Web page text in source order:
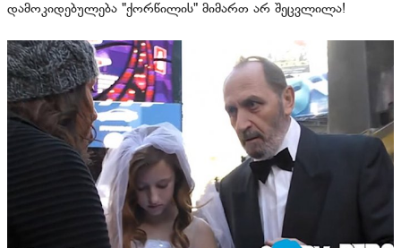
დამოკიდებულება "ქორწილის" მიმართ არ შეცვლილა!